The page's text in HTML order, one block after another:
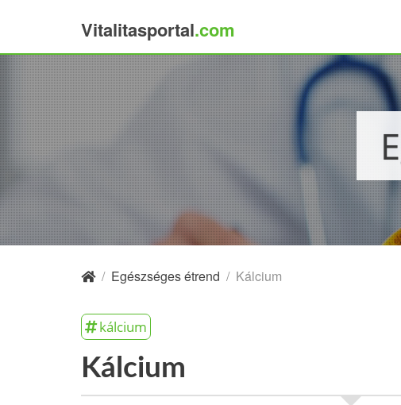
Vitalitasportal.com
/ Egészséges étrend / Kálcium
kálcium
Kálcium
×